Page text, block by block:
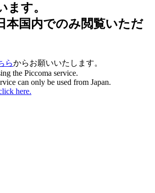
ます。
本国内でのみ閲覧いただ
らからお願いいたします。
the Piccoma service.
can only be used from Japan.
here.